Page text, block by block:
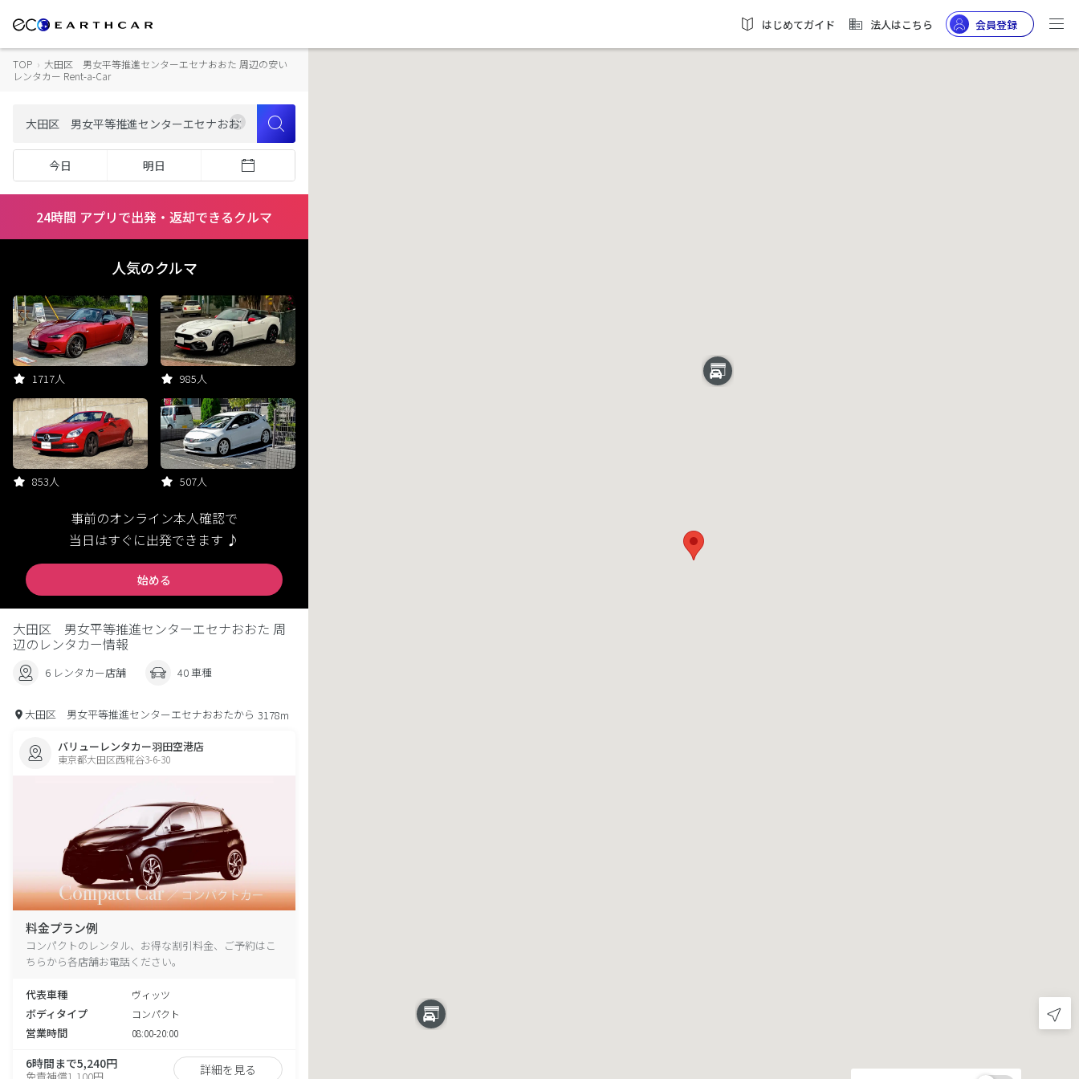
はじめてガイド 法人はこちら 会員登録
TOP › 大田区 男女平等推進センターエセナおおた 周辺の安い
レンタカー Rent-a-Car
今日 明日
24時間 アプリで出発・返却できるクルマ
人気のクルマ
1717人 985人
853人 507人
事前のオンライン本人確認で
当日はすぐに出発できます ♪
始める
大田区 男女平等推進センターエセナおおた 周
辺のレンタカー情報
6 レンタカー店舗 40 車種
大田区 男女平等推進センターエセナおおたから 3178m
バリューレンタカー羽田空港店
東京都大田区西糀谷3-6-30
料金プラン例
コンパクトのレンタル、お得な割引料金、ご予約はこ
ちらから各店舗お電話ください。
代表車種 ヴィッツ
ボディタイプ コンパクト
営業時間 08:00-20:00
6時間まで5,240円
免責補償1,100円 詳細を見る